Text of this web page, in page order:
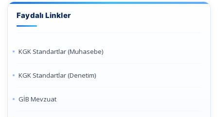
Faydalı Linkler
KGK Standartlar (Muhasebe)
KGK Standartlar (Denetim)
GİB Mevzuat